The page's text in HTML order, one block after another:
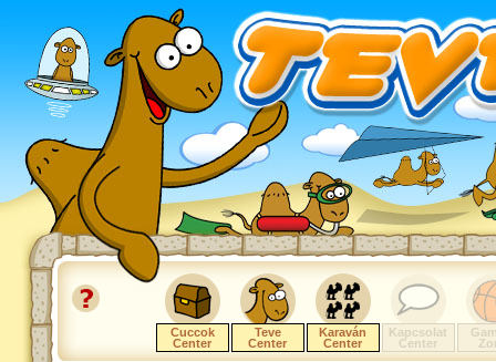
Cuccok
Center
Teve
Center
Karaván
Center
Kapcsolat
Center